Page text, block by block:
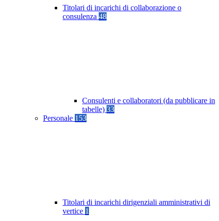
Titolari di incarichi di collaborazione o
consulenza 48
Consulenti e collaboratori (da pubblicare in
tabelle) 33
Personale 153
Titolari di incarichi dirigenziali amministrativi di
vertice 1